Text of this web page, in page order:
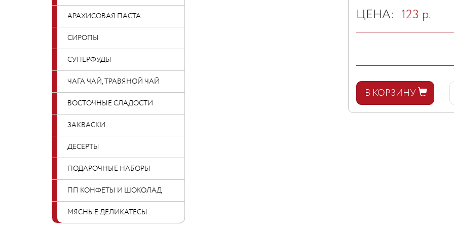
АРАХИСОВАЯ ПАСТА
СИРОПЫ
СУПЕРФУДЫ
ЧАГА ЧАЙ, ТРАВЯНОЙ ЧАЙ
ВОСТОЧНЫЕ СЛАДОСТИ
ЗАКВАСКИ
ДЕСЕРТЫ
ПОДАРОЧНЫЕ НАБОРЫ
ПП КОНФЕТЫ И ШОКОЛАД
МЯСНЫЕ ДЕЛИКАТЕСЫ
ЦЕНА: 123 р.
В КОРЗИНУ